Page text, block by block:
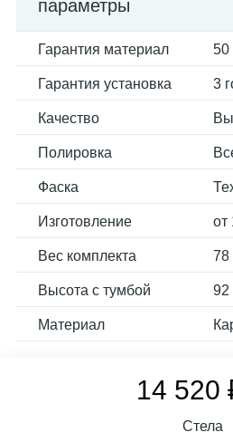
параметры
Гарантия материал 50
Гарантия установка 3
Качество
Полировка
Фаска
Изготовление от
Вес комплекта 78
Высота с тумбой 92
Материал
14 520
Стела